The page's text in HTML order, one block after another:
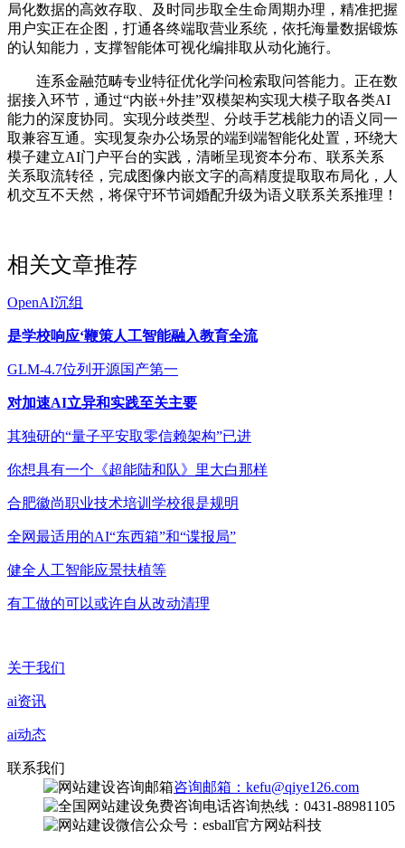
局化数据的高效存取、及时同步取全生命周期办理，精准把握
用户实正在企图，打通各终端取营业系统，依托海量数据锻炼
的认知能力，支撑智能体可视化编排取从动化施行。
连系金融范畴专业特征优化学问检索取问答能力。正在数
据接入环节，通过“内嵌+外挂”双模架构实现大模子取各类AI
能力的深度协同。实现分歧类型、分歧手艺栈能力的语义同一
取兼容互通。实现复杂办公场景的端到端智能化处置，环绕大
模子建立AI门户平台的实践，清晰呈现资本分布、联系关系
关系取流转径，完成图像内嵌文字的高精度提取取布局化，人
机交互不天然，将保守环节词婚配升级为语义联系关系推理！
相关文章推荐
OpenAI沉组
是学校响应‘鞭策人工智能融入教育全流
GLM-4.7位列开源国产第一
对加速AI立异和实践至关主要
其独研的“量子平安取零信赖架构”已进
你想具有一个《超能陆和队》里大白那样
合肥徽尚职业技术培训学校很是规明
全网最适用的AI“东西箱”和“谍报局”
健全人工智能应景扶植等
有工做的可以或许自从改动清理
关于我们
ai资讯
ai动态
联系我们
咨询邮箱：kefu@qiye126.com
咨询热线：0431-88981105
微信公众号：esball官方网站科技